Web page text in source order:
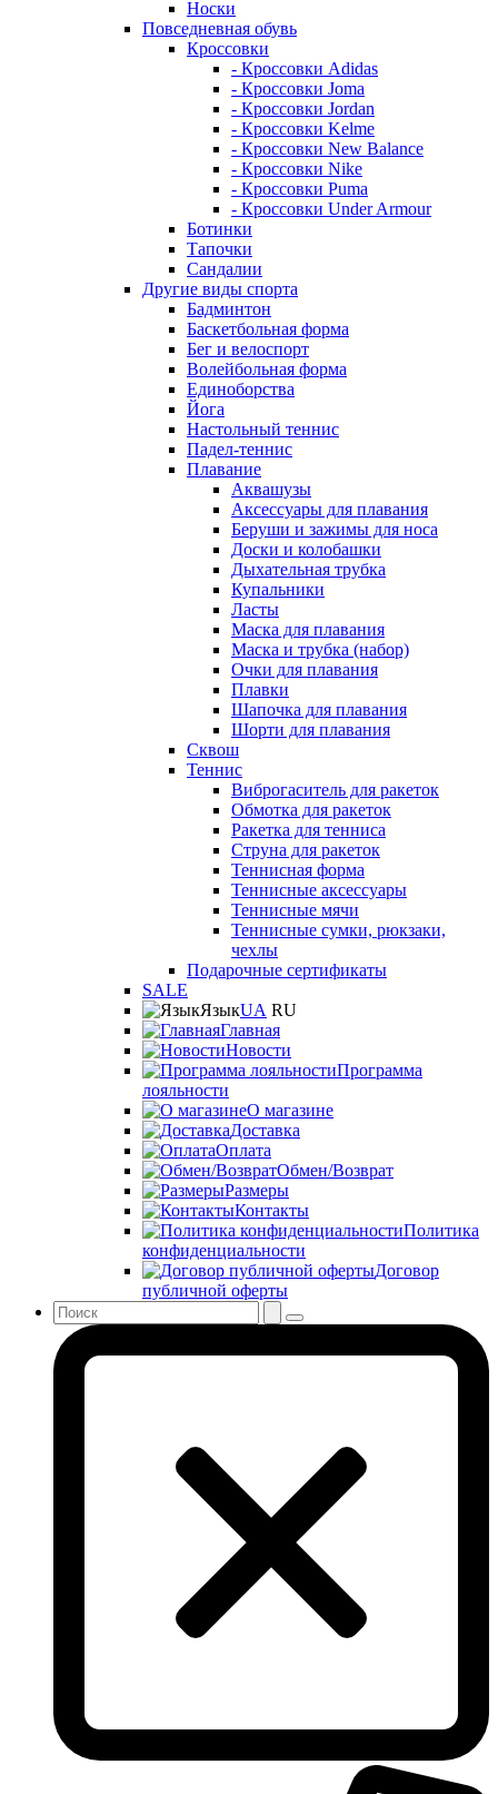
Носки
Повседневная обувь
Кроссовки
- Кроссовки Adidas
- Кроссовки Joma
- Кроссовки Jordan
- Кроссовки Kelme
- Кроссовки New Balance
- Кроссовки Nike
- Кроссовки Puma
- Кроссовки Under Armour
Ботинки
Тапочки
Сандалии
Другие виды спорта
Бадминтон
Баскетбольная форма
Бег и велоспорт
Волейбольная форма
Единоборства
Йога
Настольный теннис
Падел-теннис
Плавание
Аквашузы
Аксессуары для плавания
Беруши и зажимы для носа
Доски и колобашки
Дыхательная трубка
Купальники
Ласты
Маска для плавания
Маска и трубка (набор)
Очки для плавания
Плавки
Шапочка для плавания
Шорти для плавания
Сквош
Теннис
Виброгаситель для ракеток
Обмотка для ракеток
Ракетка для тенниса
Струна для ракеток
Теннисная форма
Теннисные аксессуары
Теннисные мячи
Теннисные сумки, рюкзаки,
чехлы
Подарочные сертификаты
SALE
ЯзыкUA RU
Главная
Новости
Программа
лояльности
О магазине
Доставка
Оплата
Обмен/Возврат
Размеры
Контакты
Политика
конфиденциальности
Договор
публичной оферты